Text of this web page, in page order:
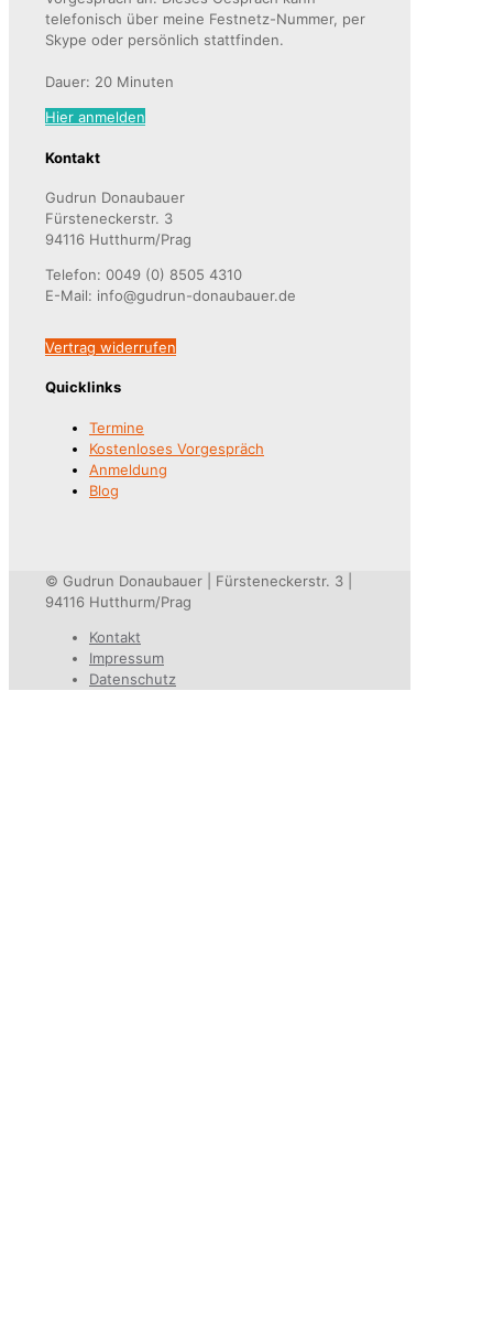
telefonisch über meine Festnetz-Nummer, per
Skype oder persönlich stattfinden.
Dauer: 20 Minuten
Hier anmelden
Kontakt
Gudrun Donaubauer
Fürsteneckerstr. 3
94116 Hutthurm/Prag
Telefon: 0049 (0) 8505 4310
E-Mail: info@gudrun-donaubauer.de
Vertrag widerrufen
Quicklinks
Termine
Kostenloses Vorgespräch
Anmeldung
Blog
© Gudrun Donaubauer | Fürsteneckerstr. 3 |
94116 Hutthurm/Prag
Kontakt
Impressum
Datenschutz